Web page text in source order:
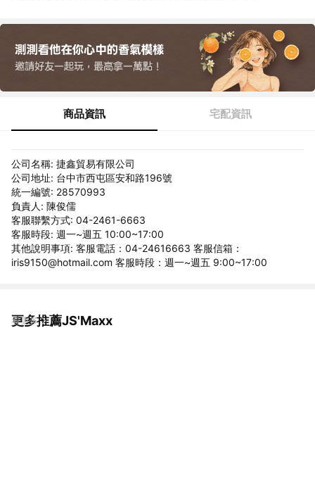
商品資訊 宅配資訊
公司名稱: 捷鑫貿易有限公司
公司地址: 台中市西屯區安和路196號
統一編號: 28570993
負責人: 陳俊儒
客服聯繫方式: 04-2461-6663
客服時段: 週一~週五 10:00~17:00
其他說明事項: 客服電話：04-24616663 客服信箱：
iris9150@hotmail.com 客服時段：週一~週五 9:00~17:00
更多推薦JS'Maxx
看更多